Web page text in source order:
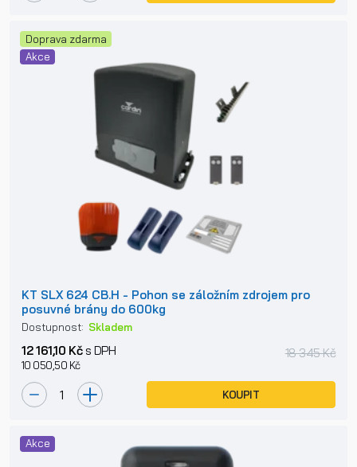
Doprava zdarma
Akce
KT SLX 624 CB.H - Pohon se záložním zdrojem pro
posuvné brány do 600kg
Dostupnost: Skladem
12 161,10 Kčs DPH
10 050,50 Kč
18 345 Kč
KOUPIT
Akce